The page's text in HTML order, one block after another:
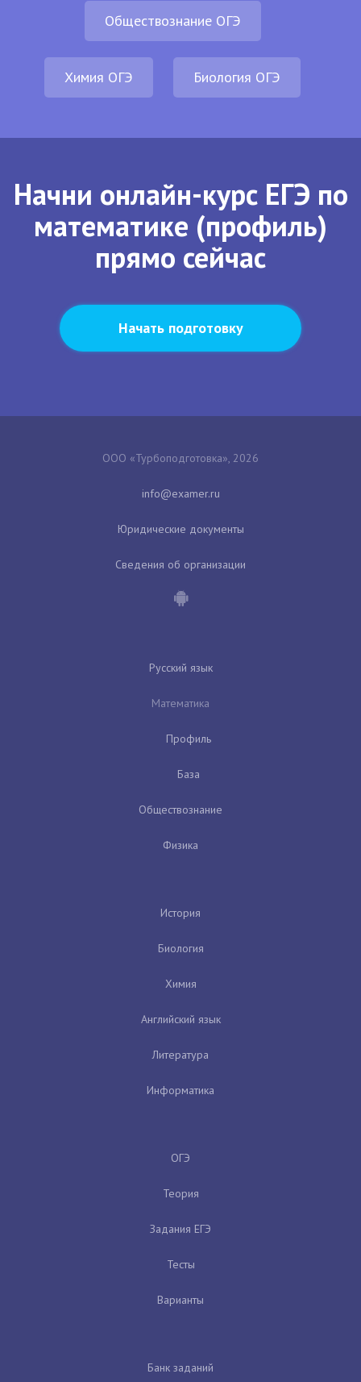
Обществознание ОГЭ
Химия ОГЭ Биология ОГЭ
Начни онлайн-курс ЕГЭ по
математике (профиль)
прямо сейчас
Начать подготовку
ООО «Турбоподготовка», 2026
Юридические документы
Сведения об организации
Русский язык
Математика
Профиль
База
Обществознание
Физика
История
Биология
Химия
Английский язык
Литература
Информатика
ОГЭ
Теория
Задания ЕГЭ
Тесты
Варианты
Банк заданий